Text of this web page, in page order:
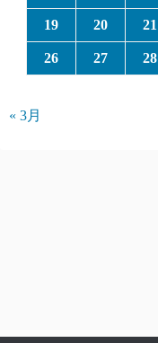
19 20 21
26 27 28
« 3月